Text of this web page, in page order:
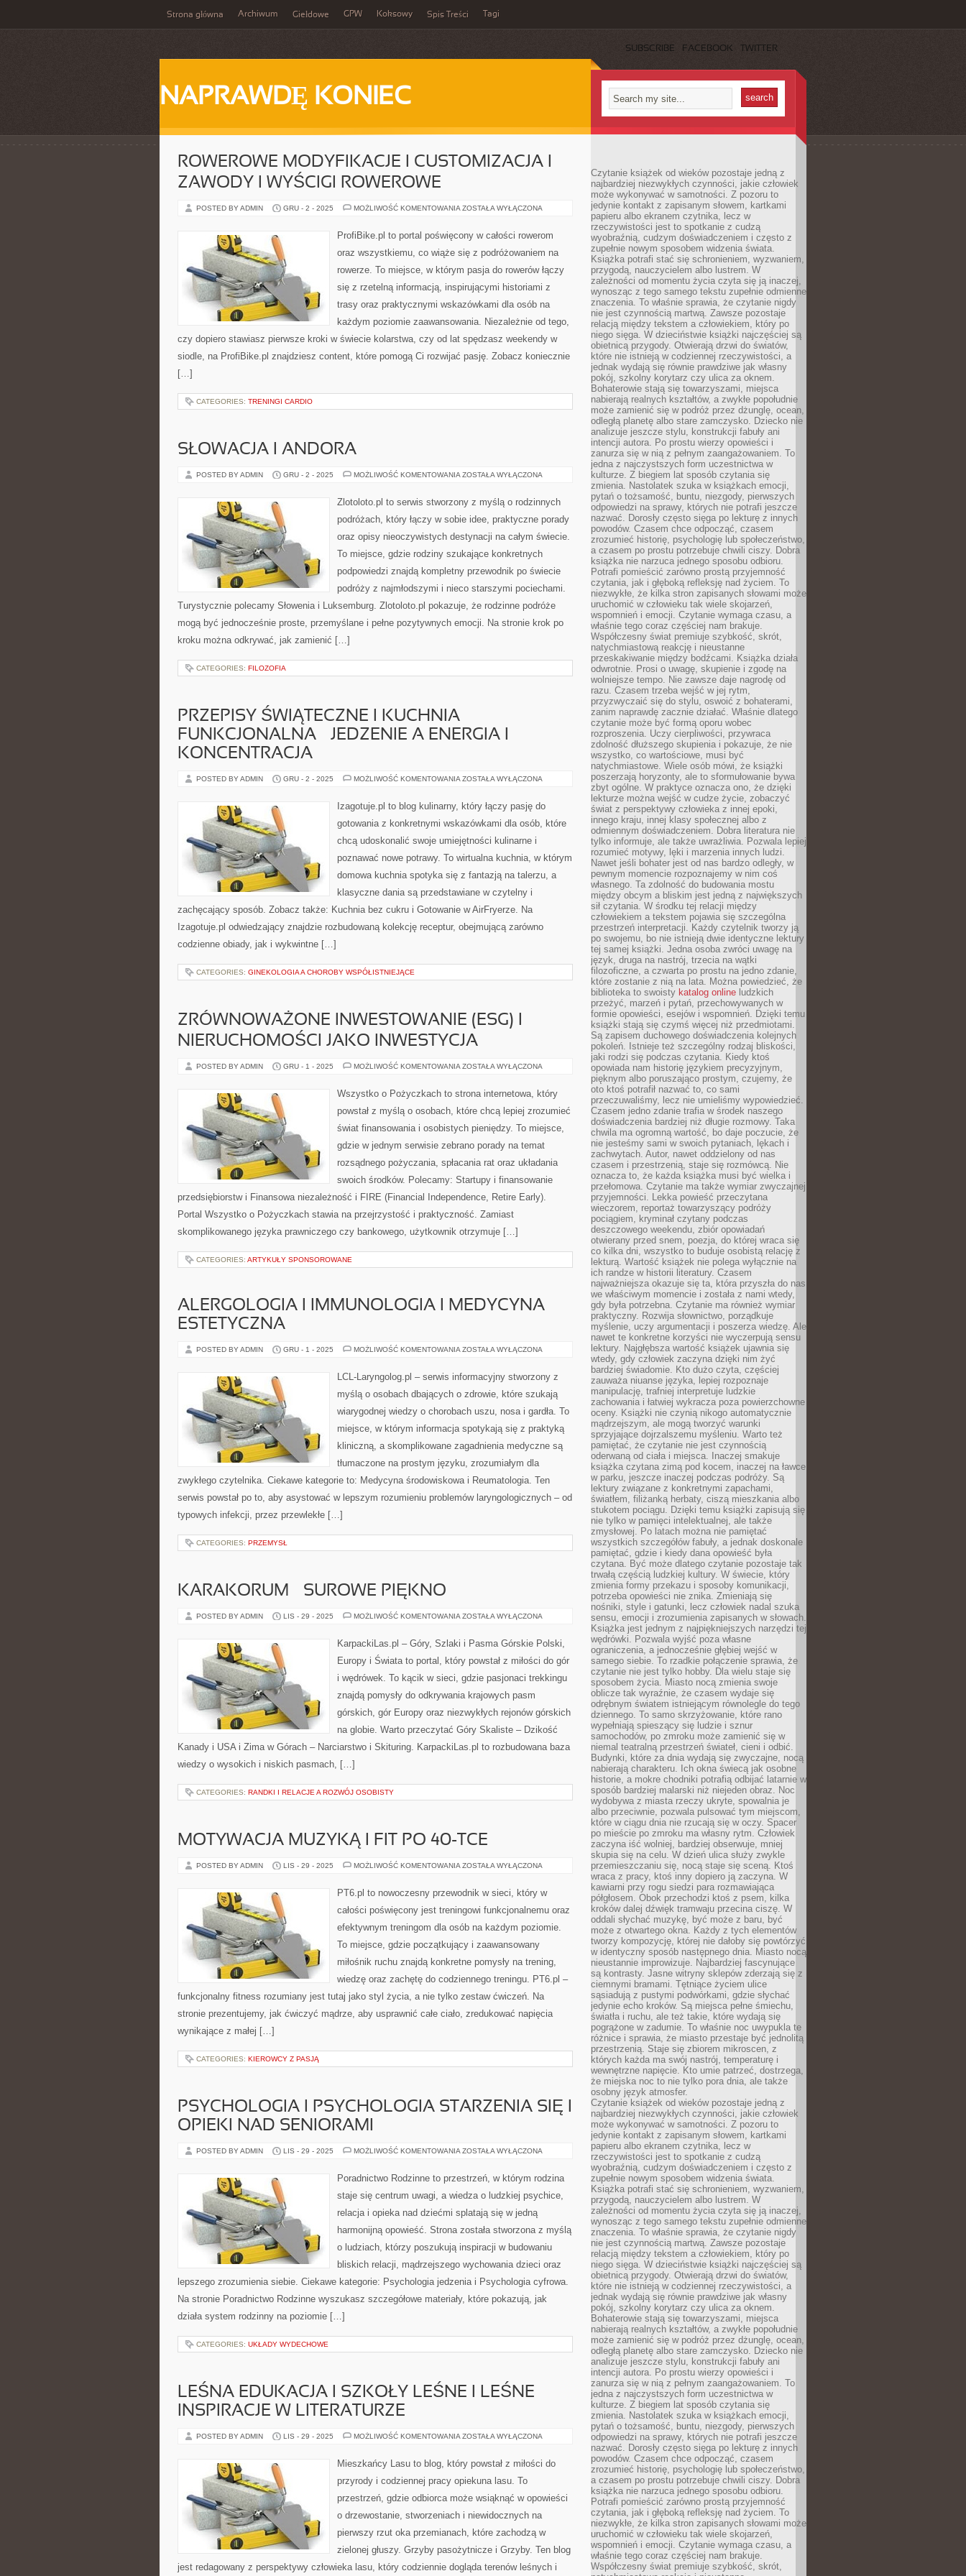
Strona główna Archiwum Giełdowe GPW Koksowy Spis Treści Tagi
SUBSCRIBE FACEBOOK TWITTER
NAPRAWDĘ KONIEC
ROWEROWE MODYFIKACJE I CUSTOMIZACJA I
ZAWODY I WYŚCIGI ROWEROWE
POSTED BY ADMIN GRU - 2 - 2025 MOŻLIWOŚĆ KOMENTOWANIA ROWEROWE
CUSTOMIZACJA
I
I
ROWEROWE
ZOSTAŁA WYŁĄCZONA
ProfiBike.pl to portal poświęcony w całości rowerom
oraz wszystkiemu, co wiąże się z podróżowaniem na
rowerze. To miejsce, w którym pasja do rowerów łączy
się z rzetelną informacją, inspirującymi historiami z
trasy oraz praktycznymi wskazówkami dla osób na
każdym poziomie zaawansowania. Niezależnie od tego,
czy dopiero stawiasz pierwsze kroki w świecie kolarstwa, czy od lat spędzasz weekendy w
siodle, na ProfiBike.pl znajdziesz content, które pomogą Ci rozwijać pasję. Zobacz koniecznie
[…]
CATEGORIES: TRENINGI CARDIO
SŁOWACJA I ANDORA
POSTED BY ADMIN GRU - 2 - 2025 MOŻLIWOŚĆ KOMENTOWANIA SŁOWACJA
ZOSTAŁA WYŁĄCZONA
Zlotoloto.pl to serwis stworzony z myślą o rodzinnych
podróżach, który łączy w sobie idee, praktyczne porady
oraz opisy nieoczywistych destynacji na całym świecie.
To miejsce, gdzie rodziny szukające konkretnych
podpowiedzi znajdą kompletny przewodnik po świecie
podróży z najmłodszymi i nieco starszymi pociechami.
Turystycznie polecamy Słowenia i Luksemburg. Zlotoloto.pl pokazuje, że rodzinne podróże
mogą być jednocześnie proste, przemyślane i pełne pozytywnych emocji. Na stronie krok po
kroku można odkrywać, jak zamienić […]
CATEGORIES: FILOZOFIA
PRZEPISY ŚWIĄTECZNE I KUCHNIA
FUNKCJONALNA – JEDZENIE A ENERGIA I
KONCENTRACJA
POSTED BY ADMIN GRU - 2 - 2025 MOŻLIWOŚĆ KOMENTOWANIA PRZEPISY
KUCHNIA
FUNKCJONALNA
JEDZENIE
ENERGIA
KONCENTRACJA
ZOSTAŁA WYŁĄCZONA
Izagotuje.pl to blog kulinarny, który łączy pasję do
gotowania z konkretnymi wskazówkami dla osób, które
chcą udoskonalić swoje umiejętności kulinarne i
poznawać nowe potrawy. To wirtualna kuchnia, w którym
domowa kuchnia spotyka się z fantazją na talerzu, a
klasyczne dania są przedstawiane w czytelny i
zachęcający sposób. Zobacz także: Kuchnia bez cukru i Gotowanie w AirFryerze. Na
Izagotuje.pl odwiedzający znajdzie rozbudowaną kolekcję receptur, obejmującą zarówno
codzienne obiady, jak i wykwintne […]
CATEGORIES: GINEKOLOGIA A CHOROBY WSPÓŁISTNIEJĄCE
ZRÓWNOWAŻONE INWESTOWANIE (ESG) I
NIERUCHOMOŚCI JAKO INWESTYCJA
POSTED BY ADMIN GRU - 1 - 2025 MOŻLIWOŚĆ KOMENTOWANIA ZRÓWNOWAŻONE
I
NIERUCHOMOŚCI
INWESTYCJA
ZOSTAŁA WYŁĄCZONA
Wszystko o Pożyczkach to strona internetowa, który
powstał z myślą o osobach, które chcą lepiej zrozumieć
świat finansowania i osobistych pieniędzy. To miejsce,
gdzie w jednym serwisie zebrano porady na temat
rozsądnego pożyczania, spłacania rat oraz układania
swoich środków. Polecamy: Startupy i finansowanie
przedsiębiorstw i Finansowa niezależność i FIRE (Financial Independence, Retire Early).
Portal Wszystko o Pożyczkach stawia na przejrzystość i praktyczność. Zamiast
skomplikowanego języka prawniczego czy bankowego, użytkownik otrzymuje […]
CATEGORIES: ARTYKUŁY SPONSOROWANE
ALERGOLOGIA I IMMUNOLOGIA I MEDYCYNA
ESTETYCZNA
POSTED BY ADMIN GRU - 1 - 2025 MOŻLIWOŚĆ KOMENTOWANIA ALERGOLOGIA
I
MEDYCYNA
ZOSTAŁA WYŁĄCZONA
LCL-Laryngolog.pl – serwis informacyjny stworzony z
myślą o osobach dbających o zdrowie, które szukają
wiarygodnej wiedzy o chorobach uszu, nosa i gardła. To
miejsce, w którym informacja spotykają się z praktyką
kliniczną, a skomplikowane zagadnienia medyczne są
tłumaczone na prostym języku, zrozumiałym dla
zwykłego czytelnika. Ciekawe kategorie to: Medycyna środowiskowa i Reumatologia. Ten
serwis powstał po to, aby asystować w lepszym rozumieniu problemów laryngologicznych – od
typowych infekcji, przez przewlekłe […]
CATEGORIES: PRZEMYSŁ
KARAKORUM – SUROWE PIĘKNO
POSTED BY ADMIN LIS - 29 - 2025 MOŻLIWOŚĆ KOMENTOWANIA KARAKORUM
PIĘKNO
ZOSTAŁA WYŁĄCZONA
KarpackiLas.pl – Góry, Szlaki i Pasma Górskie Polski,
Europy i Świata to portal, który powstał z miłości do gór
i wędrówek. To kącik w sieci, gdzie pasjonaci trekkingu
znajdą pomysły do odkrywania krajowych pasm
górskich, gór Europy oraz niezwykłych rejonów górskich
na globie. Warto przeczytać Góry Skaliste – Dzikość
Kanady i USA i Zima w Górach – Narciarstwo i Skituring. KarpackiLas.pl to rozbudowana baza
wiedzy o wysokich i niskich pasmach, […]
CATEGORIES: RANDKI I RELACJE A ROZWÓJ OSOBISTY
MOTYWACJA MUZYKĄ I FIT PO 40-TCE
POSTED BY ADMIN LIS - 29 - 2025 MOŻLIWOŚĆ KOMENTOWANIA MOTYWACJA
FIT
PO
TCE
ZOSTAŁA WYŁĄCZONA
PT6.pl to nowoczesny przewodnik w sieci, który w
całości poświęcony jest treningowi funkcjonalnemu oraz
efektywnym treningom dla osób na każdym poziomie.
To miejsce, gdzie początkujący i zaawansowany
miłośnik ruchu znajdą konkretne pomysły na trening,
wiedzę oraz zachętę do codziennego treningu. PT6.pl –
funkcjonalny fitness rozumiany jest tutaj jako styl życia, a nie tylko zestaw ćwiczeń. Na
stronie prezentujemy, jak ćwiczyć mądrze, aby usprawnić całe ciało, zredukować napięcia
wynikające z małej […]
CATEGORIES: KIEROWCY Z PASJĄ
PSYCHOLOGIA I PSYCHOLOGIA STARZENIA SIĘ I
OPIEKI NAD SENIORAMI
POSTED BY ADMIN LIS - 29 - 2025 MOŻLIWOŚĆ KOMENTOWANIA PSYCHOLOGIA
STARZENIA
SIĘ
OPIEKI
SENIORAMI
ZOSTAŁA WYŁĄCZONA
Poradnictwo Rodzinne to przestrzeń, w którym rodzina
staje się centrum uwagi, a wiedza o ludzkiej psychice,
relacja i opieka nad dziećmi splatają się w jedną
harmonijną opowieść. Strona została stworzona z myślą
o ludziach, którzy poszukują inspiracji w budowaniu
bliskich relacji, mądrzejszego wychowania dzieci oraz
lepszego zrozumienia siebie. Ciekawe kategorie: Psychologia jedzenia i Psychologia cyfrowa.
Na stronie Poradnictwo Rodzinne wyszukasz szczegółowe materiały, które pokazują, jak
działa system rodzinny na poziomie […]
CATEGORIES: UKŁADY WYDECHOWE
LEŚNA EDUKACJA I SZKOŁY LEŚNE I LEŚNE
INSPIRACJE W LITERATURZE
POSTED BY ADMIN LIS - 29 - 2025 MOŻLIWOŚĆ KOMENTOWANIA LEŚNA
LEŚNE
LEŚNE
W
ZOSTAŁA WYŁĄCZONA
Mieszkańcy Lasu to blog, który powstał z miłości do
przyrody i codziennej pracy opiekuna lasu. To
przestrzeń, gdzie odbiorca może wsiąknąć w opowieści
o drzewostanie, stworzeniach i niewidocznych na
pierwszy rzut oka przemianach, które zachodzą w
zielonej głuszy. Grzyby pasożytnicze i Grzyby. Ten blog
jest redagowany z perspektywy człowieka lasu, który codziennie dogląda terenów leśnych i
Czytanie książek od wieków pozostaje jedną z
najbardziej niezwykłych czynności, jakie człowiek
może wykonywać w samotności. Z pozoru to
jedynie kontakt z zapisanym słowem, kartkami
papieru albo ekranem czytnika, lecz w
rzeczywistości jest to spotkanie z cudzą
wyobraźnią, cudzym doświadczeniem i często z
zupełnie nowym sposobem widzenia świata.
Książka potrafi stać się schronieniem, wyzwaniem,
przygodą, nauczycielem albo lustrem. W
zależności od momentu życia czyta się ją inaczej,
wynosząc z tego samego tekstu zupełnie odmienne
znaczenia. To właśnie sprawia, że czytanie nigdy
nie jest czynnością martwą. Zawsze pozostaje
relacją między tekstem a człowiekiem, który po
niego sięga. W dzieciństwie książki najczęściej są
obietnicą przygody. Otwierają drzwi do światów,
które nie istnieją w codziennej rzeczywistości, a
jednak wydają się równie prawdziwe jak własny
pokój, szkolny korytarz czy ulica za oknem.
Bohaterowie stają się towarzyszami, miejsca
nabierają realnych kształtów, a zwykłe popołudnie
może zamienić się w podróż przez dżunglę, ocean,
odległą planetę albo stare zamczysko. Dziecko nie
analizuje jeszcze stylu, konstrukcji fabuły ani
intencji autora. Po prostu wierzy opowieści i
zanurza się w nią z pełnym zaangażowaniem. To
jedna z najczystszych form uczestnictwa w
kulturze. Z biegiem lat sposób czytania się
zmienia. Nastolatek szuka w książkach emocji,
pytań o tożsamość, buntu, niezgody, pierwszych
odpowiedzi na sprawy, których nie potrafi jeszcze
nazwać. Dorosły często sięga po lekturę z innych
powodów. Czasem chce odpocząć, czasem
zrozumieć historię, psychologię lub społeczeństwo,
a czasem po prostu potrzebuje chwili ciszy. Dobra
książka nie narzuca jednego sposobu odbioru.
Potrafi pomieścić zarówno prostą przyjemność
czytania, jak i głęboką refleksję nad życiem. To
niezwykłe, że kilka stron zapisanych słowami może
uruchomić w człowieku tak wiele skojarzeń,
wspomnień i emocji. Czytanie wymaga czasu, a
właśnie tego coraz częściej nam brakuje.
Współczesny świat premiuje szybkość, skrót,
natychmiastową reakcję i nieustanne
przeskakiwanie między bodźcami. Książka działa
odwrotnie. Prosi o uwagę, skupienie i zgodę na
wolniejsze tempo. Nie zawsze daje nagrodę od
razu. Czasem trzeba wejść w jej rytm,
przyzwyczaić się do stylu, oswoić z bohaterami,
zanim naprawdę zacznie działać. Właśnie dlatego
czytanie może być formą oporu wobec
rozproszenia. Uczy cierpliwości, przywraca
zdolność dłuższego skupienia i pokazuje, że nie
wszystko, co wartościowe, musi być
natychmiastowe. Wiele osób mówi, że książki
poszerzają horyzonty, ale to sformułowanie bywa
zbyt ogólne. W praktyce oznacza ono, że dzięki
lekturze można wejść w cudze życie, zobaczyć
świat z perspektywy człowieka z innej epoki,
innego kraju, innej klasy społecznej albo z
odmiennym doświadczeniem. Dobra literatura nie
tylko informuje, ale także uwrażliwia. Pozwala lepiej
rozumieć motywy, lęki i marzenia innych ludzi.
Nawet jeśli bohater jest od nas bardzo odległy, w
pewnym momencie rozpoznajemy w nim coś
własnego. Ta zdolność do budowania mostu
między obcym a bliskim jest jedną z największych
sił czytania. W środku tej relacji między
człowiekiem a tekstem pojawia się szczególna
przestrzeń interpretacji. Każdy czytelnik tworzy ją
po swojemu, bo nie istnieją dwie identyczne lektury
tej samej książki. Jedna osoba zwróci uwagę na
język, druga na nastrój, trzecia na wątki
filozoficzne, a czwarta po prostu na jedno zdanie,
które zostanie z nią na lata. Można powiedzieć, że
biblioteka to swoisty katalog online ludzkich
przeżyć, marzeń i pytań, przechowywanych w
formie opowieści, esejów i wspomnień. Dzięki temu
książki stają się czymś więcej niż przedmiotami.
Są zapisem duchowego doświadczenia kolejnych
pokoleń. Istnieje też szczególny rodzaj bliskości,
jaki rodzi się podczas czytania. Kiedy ktoś
opowiada nam historię językiem precyzyjnym,
pięknym albo poruszająco prostym, czujemy, że
oto ktoś potrafił nazwać to, co sami
przeczuwaliśmy, lecz nie umieliśmy wypowiedzieć.
Czasem jedno zdanie trafia w środek naszego
doświadczenia bardziej niż długie rozmowy. Taka
chwila ma ogromną wartość, bo daje poczucie, że
nie jesteśmy sami w swoich pytaniach, lękach i
zachwytach. Autor, nawet oddzielony od nas
czasem i przestrzenią, staje się rozmówcą. Nie
oznacza to, że każda książka musi być wielka i
przełomowa. Czytanie ma także wymiar zwyczajnej
przyjemności. Lekka powieść przeczytana
wieczorem, reportaż towarzyszący podróży
pociągiem, kryminał czytany podczas
deszczowego weekendu, zbiór opowiadań
otwierany przed snem, poezja, do której wraca się
co kilka dni, wszystko to buduje osobistą relację z
lekturą. Wartość książek nie polega wyłącznie na
ich randze w historii literatury. Czasem
najważniejsza okazuje się ta, która przyszła do nas
we właściwym momencie i została z nami wtedy,
gdy była potrzebna. Czytanie ma również wymiar
praktyczny. Rozwija słownictwo, porządkuje
myślenie, uczy argumentacji i poszerza wiedzę. Ale
nawet te konkretne korzyści nie wyczerpują sensu
lektury. Najgłębsza wartość książek ujawnia się
wtedy, gdy człowiek zaczyna dzięki nim żyć
bardziej świadomie. Kto dużo czyta, częściej
zauważa niuanse języka, lepiej rozpoznaje
manipulację, trafniej interpretuje ludzkie
zachowania i łatwiej wykracza poza powierzchowne
oceny. Książki nie czynią nikogo automatycznie
mądrzejszym, ale mogą tworzyć warunki
sprzyjające dojrzalszemu myśleniu. Warto też
pamiętać, że czytanie nie jest czynnością
oderwaną od ciała i miejsca. Inaczej smakuje
książka czytana zimą pod kocem, inaczej na ławce
w parku, jeszcze inaczej podczas podróży. Są
lektury związane z konkretnymi zapachami,
światłem, filiżanką herbaty, ciszą mieszkania albo
stukotem pociągu. Dzięki temu książki zapisują się
nie tylko w pamięci intelektualnej, ale także
zmysłowej. Po latach można nie pamiętać
wszystkich szczegółów fabuły, a jednak doskonale
pamiętać, gdzie i kiedy dana opowieść była
czytana. Być może dlatego czytanie pozostaje tak
trwałą częścią ludzkiej kultury. W świecie, który
zmienia formy przekazu i sposoby komunikacji,
potrzeba opowieści nie znika. Zmieniają się
nośniki, style i gatunki, lecz człowiek nadal szuka
sensu, emocji i zrozumienia zapisanych w słowach.
Książka jest jednym z najpiękniejszych narzędzi tej
wędrówki. Pozwala wyjść poza własne
ograniczenia, a jednocześnie głębiej wejść w
samego siebie. To rzadkie połączenie sprawia, że
czytanie nie jest tylko hobby. Dla wielu staje się
sposobem życia. Miasto nocą zmienia swoje
oblicze tak wyraźnie, że czasem wydaje się
odrębnym światem istniejącym równolegle do tego
dziennego. To samo skrzyżowanie, które rano
wypełniają spieszący się ludzie i sznur
samochodów, po zmroku może zamienić się w
niemal teatralną przestrzeń świateł, cieni i odbić.
Budynki, które za dnia wydają się zwyczajne, nocą
nabierają charakteru. Ich okna świecą jak osobne
historie, a mokre chodniki potrafią odbijać latarnie w
sposób bardziej malarski niż niejeden obraz. Noc
wydobywa z miasta rzeczy ukryte, spowalnia je
albo przeciwnie, pozwala pulsować tym miejscom,
które w ciągu dnia nie rzucają się w oczy. Spacer
po mieście po zmroku ma własny rytm. Człowiek
zaczyna iść wolniej, bardziej obserwuje, mniej
skupia się na celu. W dzień ulica służy zwykle
przemieszczaniu się, nocą staje się sceną. Ktoś
wraca z pracy, ktoś inny dopiero ją zaczyna. W
kawiarni przy rogu siedzi para rozmawiająca
półgłosem. Obok przechodzi ktoś z psem, kilka
kroków dalej dźwięk tramwaju przecina ciszę. W
oddali słychać muzykę, być może z baru, być
może z otwartego okna. Każdy z tych elementów
tworzy kompozycję, której nie dałoby się powtórzyć
w identyczny sposób następnego dnia. Miasto nocą
nieustannie improwizuje. Najbardziej fascynujące
są kontrasty. Jasne witryny sklepów zderzają się z
ciemnymi bramami. Tętniące życiem ulice
sąsiadują z pustymi podwórkami, gdzie słychać
jedynie echo kroków. Są miejsca pełne śmiechu,
światła i ruchu, ale też takie, które wydają się
pogrążone w zadumie. To właśnie noc uwypukla te
różnice i sprawia, że miasto przestaje być jednolitą
przestrzenią. Staje się zbiorem mikroscen, z
których każda ma swój nastrój, temperaturę i
wewnętrzne napięcie. Kto umie patrzeć, dostrzega,
że miejska noc to nie tylko pora dnia, ale także
osobny język atmosfer.
Czytanie książek od wieków pozostaje jedną z
najbardziej niezwykłych czynności, jakie człowiek
może wykonywać w samotności. Z pozoru to
jedynie kontakt z zapisanym słowem, kartkami
papieru albo ekranem czytnika, lecz w
rzeczywistości jest to spotkanie z cudzą
wyobraźnią, cudzym doświadczeniem i często z
zupełnie nowym sposobem widzenia świata.
Książka potrafi stać się schronieniem, wyzwaniem,
przygodą, nauczycielem albo lustrem. W
zależności od momentu życia czyta się ją inaczej,
wynosząc z tego samego tekstu zupełnie odmienne
znaczenia. To właśnie sprawia, że czytanie nigdy
nie jest czynnością martwą. Zawsze pozostaje
relacją między tekstem a człowiekiem, który po
niego sięga. W dzieciństwie książki najczęściej są
obietnicą przygody. Otwierają drzwi do światów,
które nie istnieją w codziennej rzeczywistości, a
jednak wydają się równie prawdziwe jak własny
pokój, szkolny korytarz czy ulica za oknem.
Bohaterowie stają się towarzyszami, miejsca
nabierają realnych kształtów, a zwykłe popołudnie
może zamienić się w podróż przez dżunglę, ocean,
odległą planetę albo stare zamczysko. Dziecko nie
analizuje jeszcze stylu, konstrukcji fabuły ani
intencji autora. Po prostu wierzy opowieści i
zanurza się w nią z pełnym zaangażowaniem. To
jedna z najczystszych form uczestnictwa w
kulturze. Z biegiem lat sposób czytania się
zmienia. Nastolatek szuka w książkach emocji,
pytań o tożsamość, buntu, niezgody, pierwszych
odpowiedzi na sprawy, których nie potrafi jeszcze
nazwać. Dorosły często sięga po lekturę z innych
powodów. Czasem chce odpocząć, czasem
zrozumieć historię, psychologię lub społeczeństwo,
a czasem po prostu potrzebuje chwili ciszy. Dobra
książka nie narzuca jednego sposobu odbioru.
Potrafi pomieścić zarówno prostą przyjemność
czytania, jak i głęboką refleksję nad życiem. To
niezwykłe, że kilka stron zapisanych słowami może
uruchomić w człowieku tak wiele skojarzeń,
wspomnień i emocji. Czytanie wymaga czasu, a
właśnie tego coraz częściej nam brakuje.
Współczesny świat premiuje szybkość, skrót,